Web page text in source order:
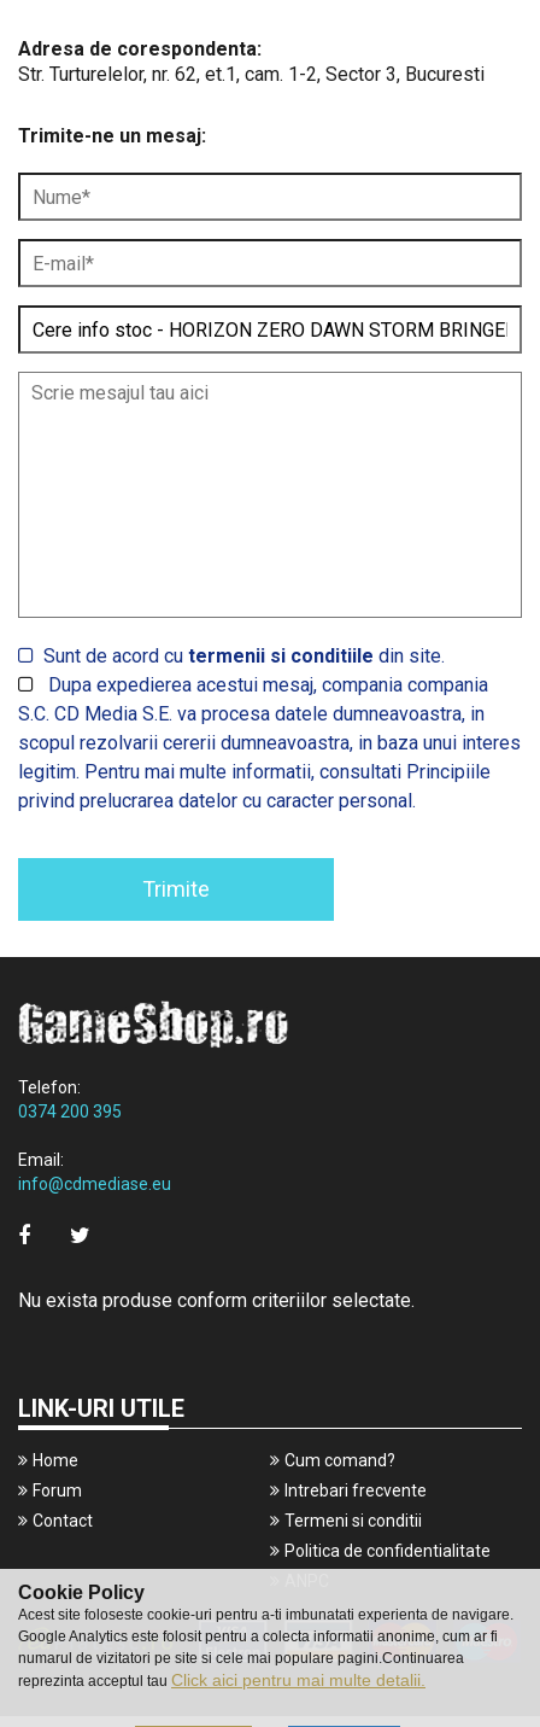
Cookie Policy
Acest site foloseste cookie-uri pentru a-ti imbunatati experienta de navigare.
Google Analytics este folosit pentru a colecta informatii anonime, cum ar fi
numarul de vizitatori pe site si cele mai populare pagini.Continuarea
reprezinta acceptul tau Click aici pentru mai multe detalii.
Adresa de corespondenta:
Str. Turturelelor, nr. 62, et.1, cam. 1-2, Sector 3, Bucuresti
Trimite-ne un mesaj:
Sunt de acord cu termenii si conditiile din site.
Dupa expedierea acestui mesaj, compania compania
S.C. CD Media S.E. va procesa datele dumneavoastra, in
scopul rezolvarii cererii dumneavoastra, in baza unui interes
legitim. Pentru mai multe informatii, consultati Principiile
privind prelucrarea datelor cu caracter personal.
Trimite
Telefon:
0374 200 395
Email:
info@cdmediase.eu
Nu exista produse conform criteriilor selectate.
LINK-URI UTILE
Home
Forum
Contact
Cum comand?
Intrebari frecvente
Termeni si conditii
Politica de confidentialitate